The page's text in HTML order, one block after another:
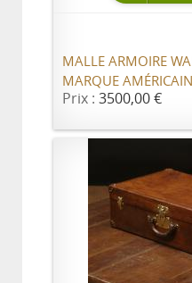
MALLE ARMOIRE
MARQUE
Prix : 3500,00 €